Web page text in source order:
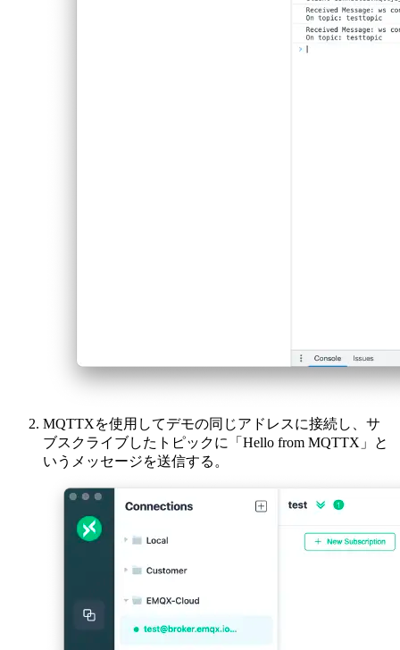
MQTTXを使用してデモの同じアドレスに接続し、サ
ブスクライブしたトピックに「Hello from MQTTX」と
いうメッセージを送信する。